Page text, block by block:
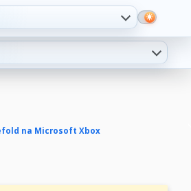
na Microsoft Xbox